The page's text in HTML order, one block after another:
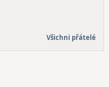
Všichni přátelé